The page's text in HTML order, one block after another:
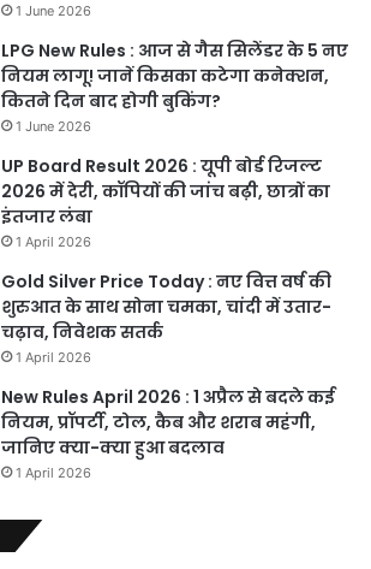
1 June 2026
LPG New Rules : आज से गैस सिलेंडर के 5 नए
नियम लागू! जानें किसका कटेगा कनेक्शन,
कितने दिन बाद होगी बुकिंग?
1 June 2026
UP Board Result 2026 : यूपी बोर्ड रिजल्ट
2026 में देरी, कॉपियों की जांच बढ़ी, छात्रों का
इंतजार लंबा
1 April 2026
Gold Silver Price Today : नए वित्त वर्ष की
शुरुआत के साथ सोना चमका, चांदी में उतार-
चढ़ाव, निवेशक सतर्क
1 April 2026
New Rules April 2026 : 1 अप्रैल से बदले कई
नियम, प्रॉपर्टी, टोल, कैब और शराब महंगी,
जानिए क्या-क्या हुआ बदलाव
1 April 2026